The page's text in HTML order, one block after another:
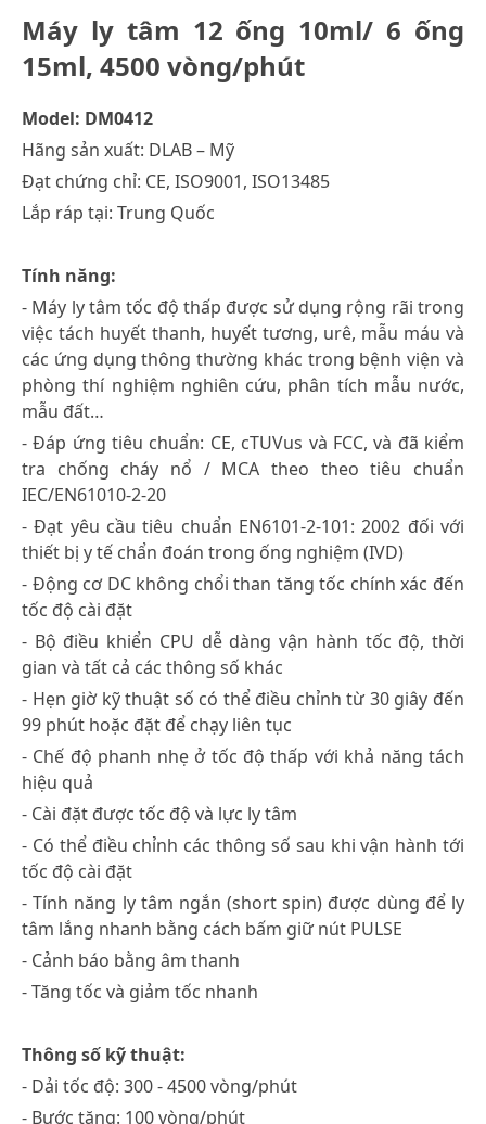
Máy ly tâm 12 ống 10ml/ 6 ống
15ml, 4500 vòng/phút
Model: DM0412
Hãng sản xuất: DLAB – Mỹ
Đạt chứng chỉ: CE, ISO9001, ISO13485
Lắp ráp tại: Trung Quốc
Tính năng:
- Máy ly tâm tốc độ thấp được sử dụng rộng rãi trong
việc tách huyết thanh, huyết tương, urê, mẫu máu và
các ứng dụng thông thường khác trong bệnh viện và
phòng thí nghiệm nghiên cứu, phân tích mẫu nước,
mẫu đất…
- Đáp ứng tiêu chuẩn: CE, cTUVus và FCC, và đã kiểm
tra chống cháy nổ / MCA theo theo tiêu chuẩn
IEC/EN61010-2-20
- Đạt yêu cầu tiêu chuẩn EN6101-2-101: 2002 đối với
thiết bị y tế chẩn đoán trong ống nghiệm (IVD)
- Động cơ DC không chổi than tăng tốc chính xác đến
tốc độ cài đặt
- Bộ điều khiển CPU dễ dàng vận hành tốc độ, thời
gian và tất cả các thông số khác
- Hẹn giờ kỹ thuật số có thể điều chỉnh từ 30 giây đến
99 phút hoặc đặt để chạy liên tục
- Chế độ phanh nhẹ ở tốc độ thấp với khả năng tách
hiệu quả
- Cài đặt được tốc độ và lực ly tâm
- Có thể điều chỉnh các thông số sau khi vận hành tới
tốc độ cài đặt
- Tính năng ly tâm ngắn (short spin) được dùng để ly
tâm lắng nhanh bằng cách bấm giữ nút PULSE
- Cảnh báo bằng âm thanh
- Tăng tốc và giảm tốc nhanh
Thông số kỹ thuật:
- Dải tốc độ: 300 - 4500 vòng/phút
- Bước tăng: 100 vòng/phút